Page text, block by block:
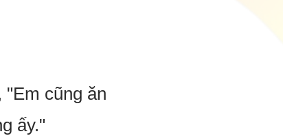
cũng ăn
ấy."